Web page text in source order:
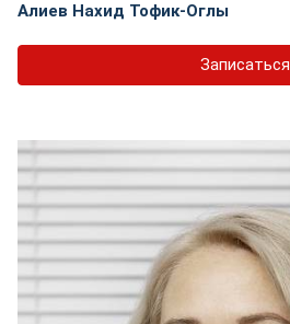
Алиев Нахид Тофик-Оглы
Записаться